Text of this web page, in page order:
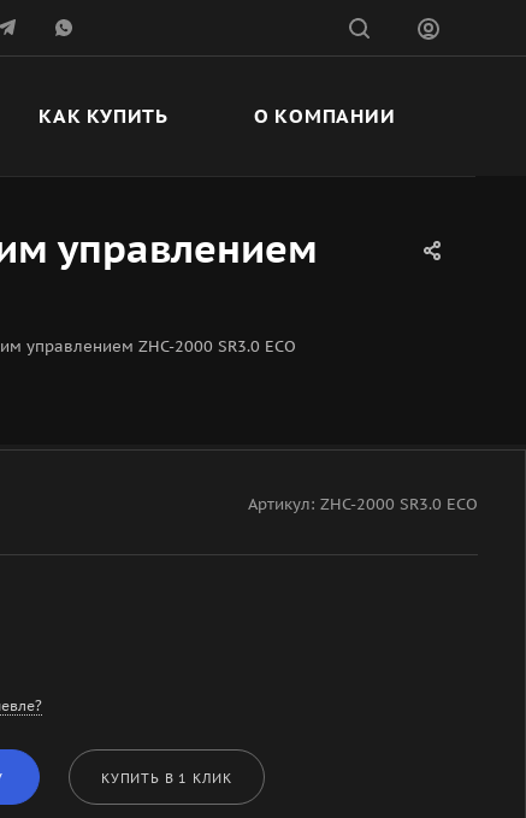
КАК КУПИТЬ О КОМПАНИИ
управлением
управлением ZHC-2000 SR3.0 ECO
Артикул: ZHC-2000 SR3.0 ECO
КУПИТЬ В 1 КЛИК